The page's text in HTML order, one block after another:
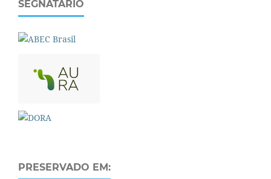
SEGNATÁRIO
PRESERVADO EM: